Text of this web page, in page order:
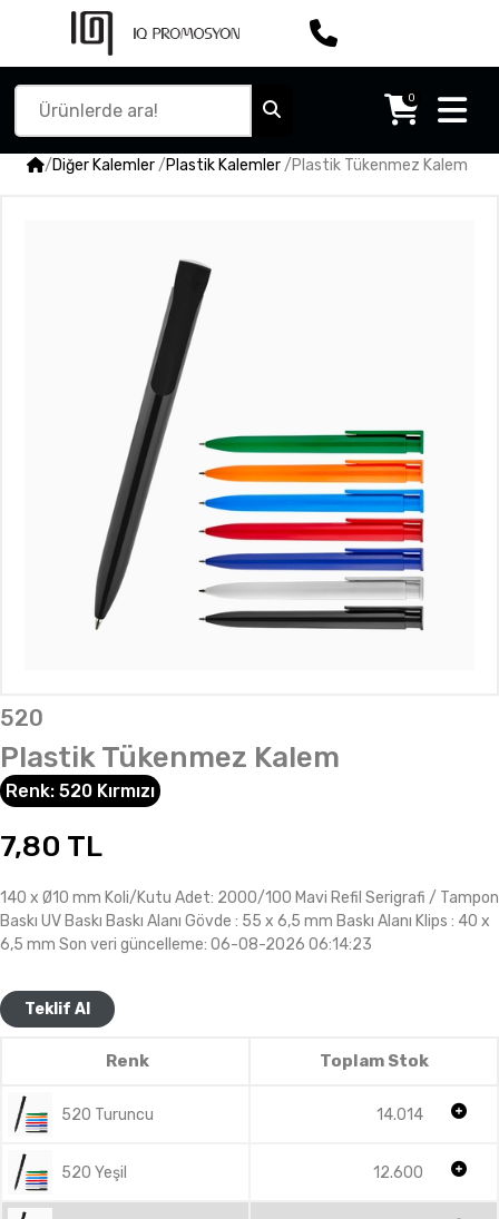
0
/Diğer Kalemler/Plastik Kalemler/Plastik Tükenmez Kalem
520
Plastik Tükenmez Kalem
Renk: 520 Kırmızı
7,80 TL
140 x Ø10 mm Koli/Kutu Adet: 2000/100 Mavi Refil Serigrafi / Tampon
Baskı UV Baskı Baskı Alanı Gövde : 55 x 6,5 mm Baskı Alanı Klips : 40 x
6,5 mm Son veri güncelleme: 06-08-2026 06:14:23
Teklif Al
Renk Toplam Stok
520 Turuncu 14.014
520 Yeşil 12.600